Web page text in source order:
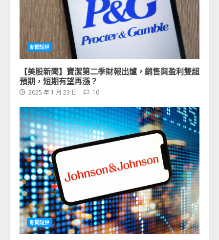
新聞短評
【美股新聞】寶潔第二季財報出爐，銷售與盈利雙超
預期，短期有望再漲？
2025 年 1 月 23 日 16
新聞短評